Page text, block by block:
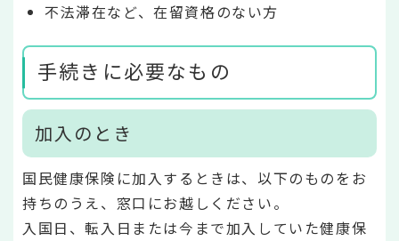
不法滞在など、在留資格のない方
手続きに必要なもの
加入のとき
国民健康保険に加入するときは、以下のものをお
持ちのうえ、窓口にお越しください。
入国日、転入日または今まで加入していた健康保